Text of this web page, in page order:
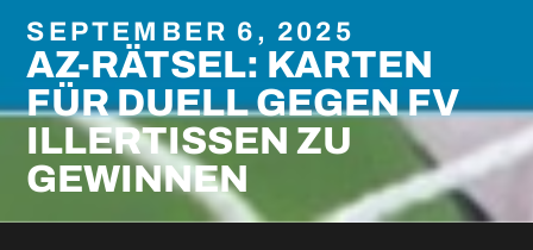
SEPTEMBER 6, 2025
AZ-RÄTSEL: KARTEN
FÜR DUELL GEGEN FV
ILLERTISSEN ZU
GEWINNEN